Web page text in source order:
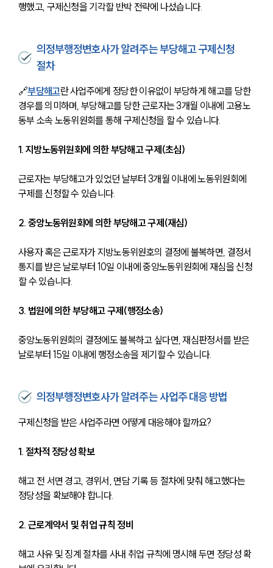
행했고, 구제신청을 기각할 반박 전략에 나섰습니다.
의정부행정변호사가 알려주는 부당해고 구제신청
절차
🔗부당해고란 사업주에게 정당한 이유없이 부당하게 해고를 당한
경우를 의미하며, 부당해고를 당한 근로자는 3개월 이내에 고용노
동부 소속 노동위원회를 통해 구제신청을 할 수 있습니다.
1. 지방노동위원회에 의한 부당해고 구제(초심)
근로자는 부당해고가 있었던 날부터 3개월 이내에 노동위원회에
구제를 신청할 수 있습니다.
2. 중앙노동위원회에 의한 부당해고 구제(재심)
사용자 혹은 근로자가 지방노동위원호의 결정에 불복하면, 결정서
통지를 받은 날로부터 10일 이내에 중앙노동위원회에 재심을 신청
할 수 있습니다.
3. 법원에 의한 부당해고 구제(행정소송)
중앙노동위원회의 결정에도 불복하고 싶다면, 재심판정서를 받은
날로부터 15일 이내에 행정소송을 제기할 수 있습니다.
의정부행정변호사가 알려주는 사업주 대응 방법
구제신청을 받은 사업주라면 어떻게 대응해야 할까요?
1. 절차적 정당성 확보
해고 전 서면 경고, 경위서, 면담 기록 등 절차에 맞춰 해고했다는
정당성을 확보해야 합니다.
2. 근로계약서 및 취업 규칙 정비
해고 사유 및 징계 절차를 사내 취업 규칙에 명시해 두면 정당성 확